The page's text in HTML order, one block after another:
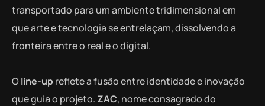
transportado para um ambiente tridimensional em
que arte e tecnologia se entrelaçam, dissolvendo a
fronteira entre o real e o digital.
Oline-upreflete a fusão entre identidade e inovação
que guia o projeto. ZAC, nome consagrado do